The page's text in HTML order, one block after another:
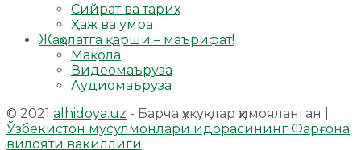
Сийрат ва тарих
Ҳаж ва умра
Жаҳолатга қарши – маърифат!
Мақола
Видеомаъруза
Аудиомаъруза
© 2021 alhidoya.uz - Барча ҳуқуқлар ҳимояланган |
Ўзбекистон мусулмонлари идорасининг Фарғона
вилояти вакиллиги.